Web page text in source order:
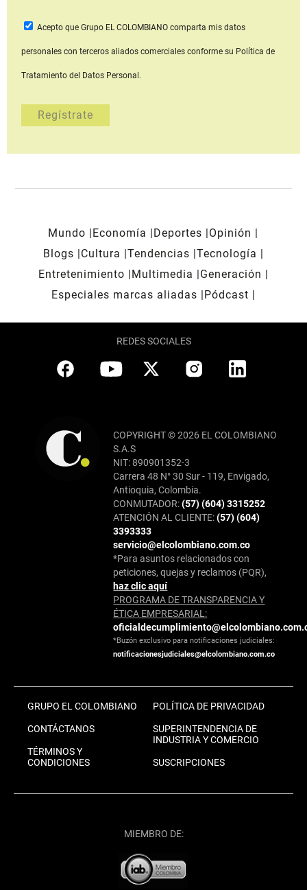
Acepto que Grupo EL COLOMBIANOcomparta mis datos
personales con terceros aliados comerciales conforme su Política de
Tratamiento del Datos Personal.
Mundo Economía Deportes
Opinión
Blogs
Cultura Tendencias Tecnología
Entretenimiento
Multimedia
Generación
Especiales marcas aliadas
Pódcast
REDES SOCIALES
COPYRIGHT © 2026 EL COLOMBIANO
S.A.S
NIT: 890901352-3
Carrera 48 N° 30 Sur - 119, Envigado,
Antioquia, Colombia.
CONMUTADOR:(57) (604) 3315252
ATENCIÓN AL CLIENTE:(57) (604)
3393333
servicio@elcolombiano.com.co
*Para asuntos relacionados con
peticiones, quejas y reclamos (PQR),
haz clic aquí
PROGRAMA DE TRANSPARENCIA Y
ÉTICA EMPRESARIAL:
*Buzón exclusivo para notificaciones judiciales:
notificacionesjudiciales@elcolombiano.com.co
GRUPO EL COLOMBIANO
CONTÁCTANOS
TÉRMINOS Y
CONDICIONES
POLÍTICA DE PRIVACIDAD
SUPERINTENDENCIA DE
INDUSTRIA Y COMERCIO
SUSCRIPCIONES
MIEMBRO DE: